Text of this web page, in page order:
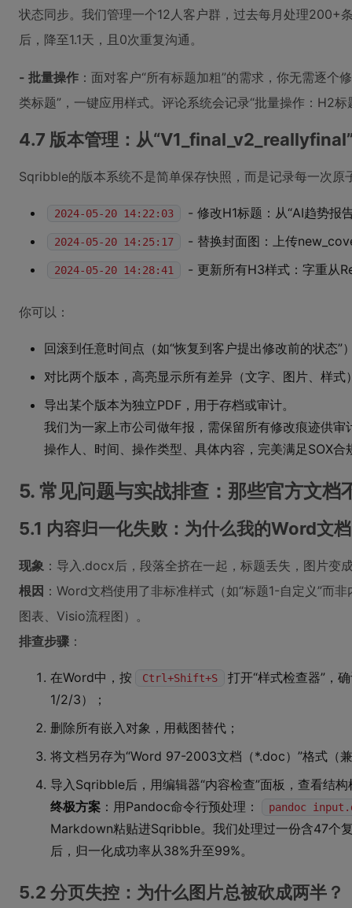
状态同步。我们管理一个12人客户群，过去每月处理200+
后，降至1.1天，且0次重复沟通。
- 批量操作 ：面对客户“所有标题加粗”的需求，你无需逐个
类标题”，一键应用样式。评论系统会记录“批量操作：H2
4.7 版本管理：从
Sqribble的版本系统不是简单保存快照，而是记录每一次原
2024-05-20 14:22:03 - 修改H1标题：从“AI趋势报
2024-05-20 14:25:17 - 替换封面图：上传
2024-05-20 14:28:41 - 更新所有H3样式：字重从
你可以：
回滚到任意时间点（如“恢复到客户提出修改前的状态”
对比两个版本，高亮显示所有差异（文字、图片、样式
导出某个版本为独立PDF，用于存档或审计。
我们为一家上市公司做年报，需保留所有修改痕迹供
操作人、时间、操作类型、具体内容，完美满足SOX合
5. 常见问题与实战排查：那些官方文档
5.1 内容归一化失败：为什么我的Word文
现象 ：导入.docx后，段落全挤在一起，标题丢失，图片变
根因 ：Word文档使用了非标准样式（如“标题1-自定义”而
图表、Visio流程图）。
排查步骤 ：
在Word中，按 Ctrl+Shift+S
打开“样式检查器”，
1/2/3）；
删除所有嵌入对象，用截图替代；
将文档另存为“Word 97-2003文档（*.doc）”格式（
导入Sqribble后，用编辑器“内容检查”面板，查看结构
终极方案 ：用Pandoc命令行预处理： pandoc
Markdown粘贴进Sqribble。我们处理过一份含47个
后，归一化成功率从38%升至99%。
5.2 分页失控：为什么图片总被砍成两半？